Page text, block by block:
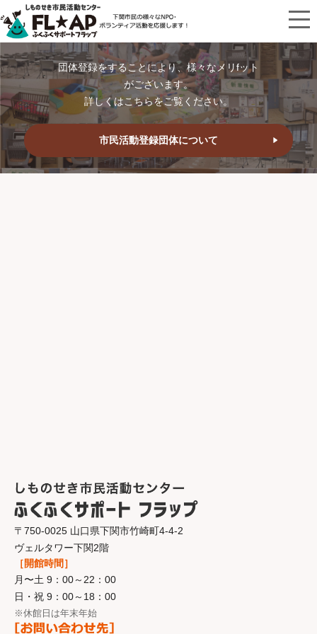
団体登録をすることにより、様々なメリfット
がございます。
詳しくはこちらをご覧ください。
市民活動登録団体について
〒750-0025 山口県下関市竹崎町4-4-2
ヴェルタワー下関2階
［開館時間］
月〜土 9：00～22：00
日・祝 9：00～18：00
※休館日は年末年始